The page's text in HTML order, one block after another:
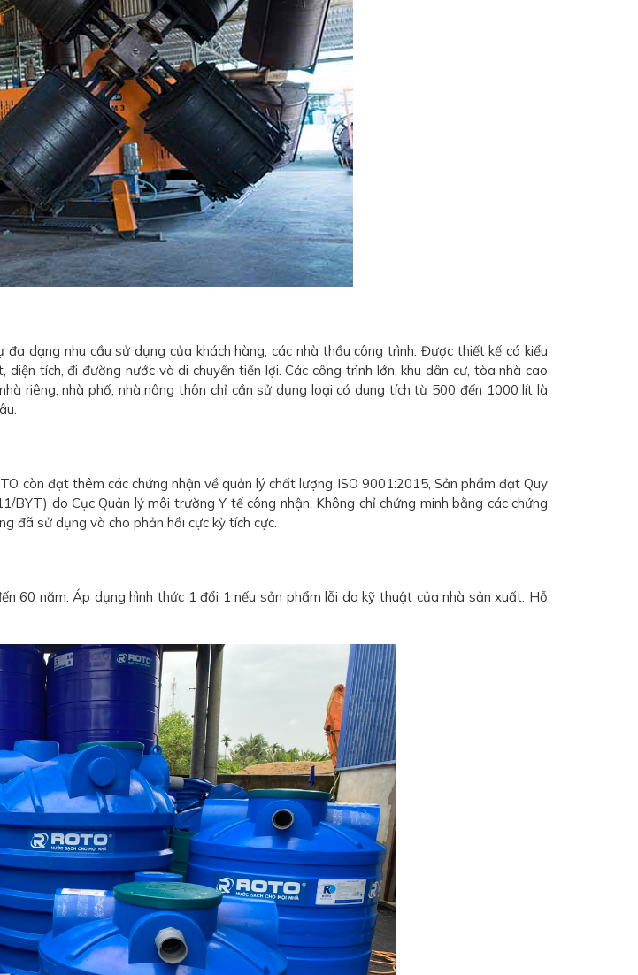
đa dạng nhu cầu sử dụng của khách hàng, các nhà thầu công trình. Được thiết kế có kiểu
tích, đi đường nước và di chuyển tiển lợi. Các công trình lớn, khu dân cư, tòa nhà cao
riêng, nhà phố, nhà nông thôn chỉ cần sử dụng loại có dung tích từ 500 đến 1000 lít là
còn đạt thêm các chứng nhận về quản lý chất lượng ISO 9001:2015, Sản phẩm đạt Quy
do Cục Quản lý môi trường Y tế công nhận. Không chỉ chứng minh bằng các chứng
đã sử dụng và cho phản hồi cực kỳ tích cực.
60 năm. Áp dụng hình thức 1 đổi 1 nếu sản phẩm lỗi do kỹ thuật của nhà sản xuất. Hỗ